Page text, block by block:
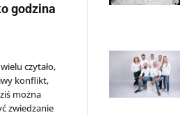
godzina
czytało,
konflikt,
można
zwiedzanie